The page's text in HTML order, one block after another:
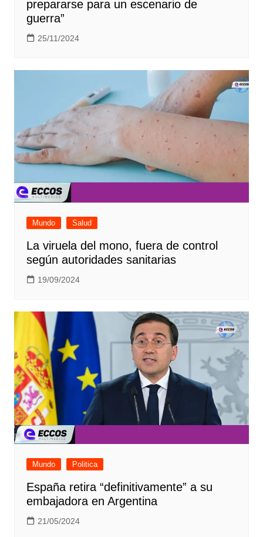
prepararse para un escenario de
guerra”
25/11/2024
Mundo Salud
La viruela del mono, fuera de control
según autoridades sanitarias
19/09/2024
Mundo Politica
España retira “definitivamente” a su
embajadora en Argentina
21/05/2024